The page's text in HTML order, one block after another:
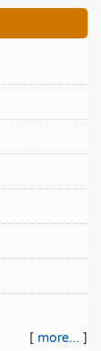
[ more... ]